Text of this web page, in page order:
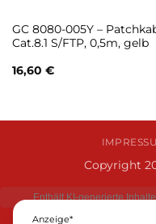
GC 8080-005Y –
Cat.8.1 S/FTP, 0,5m, gelb
16,60 €
Copyright
Anzeige*